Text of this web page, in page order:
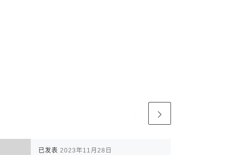
已发表 2023年11月28日